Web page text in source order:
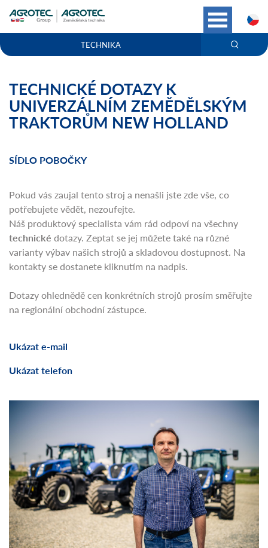
TECHNIKA
TECHNICKÉ DOTAZY K
UNIVERZÁLNÍM ZEMĚDĚLSKÝM
TRAKTORŮM NEW HOLLAND
SÍDLO POBOČKY
Pokud vás zaujal tento stroj a nenašli jste zde vše, co
potřebujete vědět, nezoufejte.
Náš produktový specialista vám rád odpoví na všechny
technické dotazy. Zeptat se jej můžete také na různé
varianty výbav našich strojů a skladovou dostupnost. Na
kontakty se dostanete kliknutím na nadpis.
Dotazy ohlednědě cen konkrétních strojů prosím směřujte
na regionální obchodní zástupce.
Ukázat e-mail
Ukázat telefon